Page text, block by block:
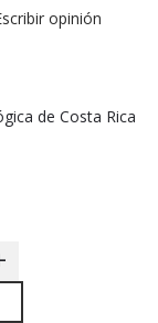
opinión
de Costa Rica